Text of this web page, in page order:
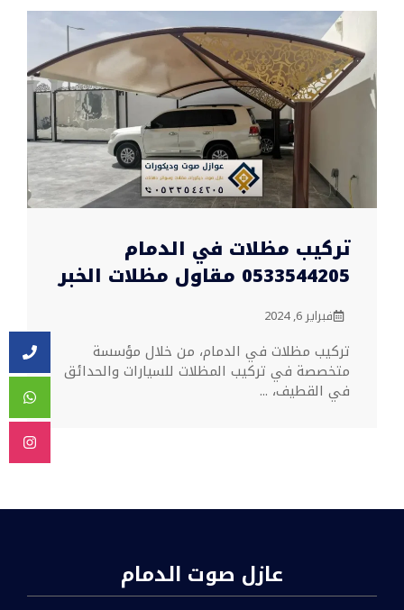
تركيب مظلات في الدمام
0533544205 مقاول مظلات الخبر
فبراير 6, 2024
تركيب مظلات في الدمام، من خلال مؤسسة
متخصصة في تركيب المظلات للسيارات والحدائق
في القطيف، ...
عازل صوت الدمام